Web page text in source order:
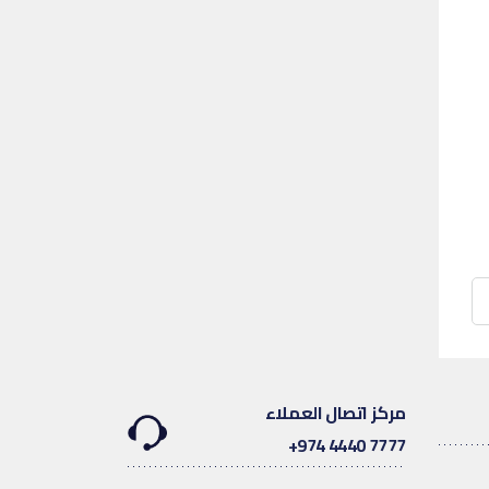
مركز اتصال العملاء
7777 4440 974+